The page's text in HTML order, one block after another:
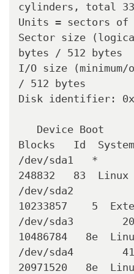
cylinders, total
Units = sectors of
Sector size
bytes / 512 bytes
I/O size
/ 512 bytes
Disk identifier:
Blocks   Id  System
/dev/sda1   *
248832   83  Linux
/dev/sda2
10233857    5
/dev/sda3
10486784   8e
/dev/sda4
20971520   8e